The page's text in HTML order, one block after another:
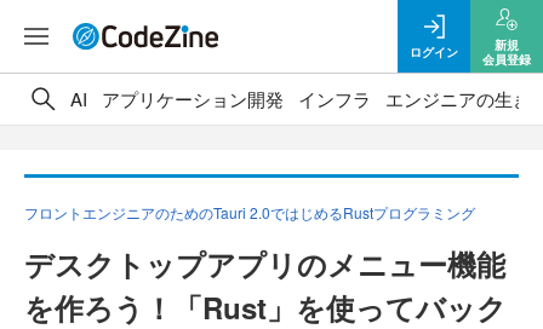
ログイン
新規
会員登録
AI アプリケーション開発 インフラ エンジニアの生き
フロントエンジニアのためのTauri 2.0ではじめるRustプログラミング
デスクトップアプリのメニュー機能
を作ろう！「Rust」を使ってバック